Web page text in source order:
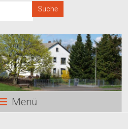
Menü